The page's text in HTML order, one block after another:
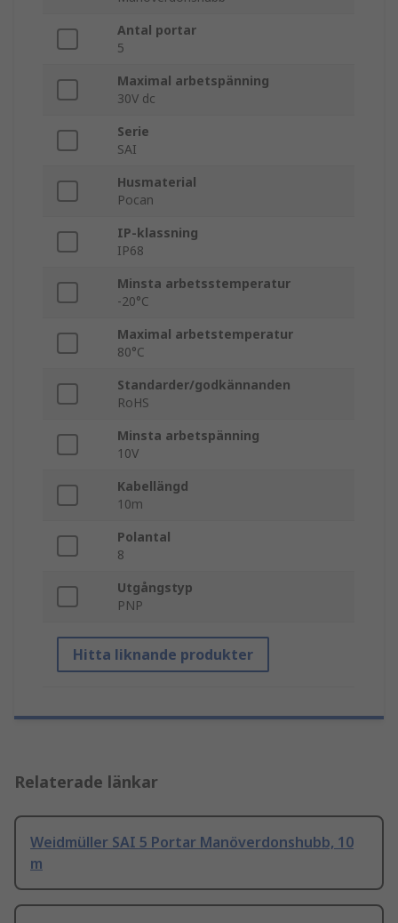
Antal portar
5
Maximal arbetspänning
30V dc
Serie
SAI
Husmaterial
Pocan
IP-klassning
IP68
Minsta arbetsstemperatur
-20°C
Maximal arbetstemperatur
80°C
Standarder/godkännanden
RoHS
Minsta arbetspänning
10V
Kabellängd
10m
Polantal
8
Utgångstyp
PNP
Hitta liknande produkter
Relaterade länkar
Weidmüller SAI 5 Portar Manöverdonshubb, 10
m